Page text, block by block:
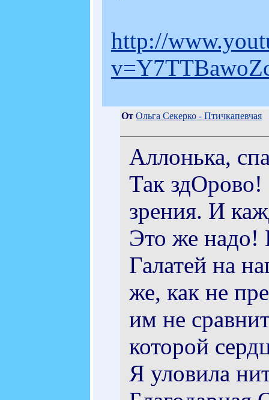
http://
От Ольга Секерко - Птичкапевчая
Аллонька,
Так
зрения. И
Это же надо!
Галатей на
же, как не
им не
которой
Я уловила